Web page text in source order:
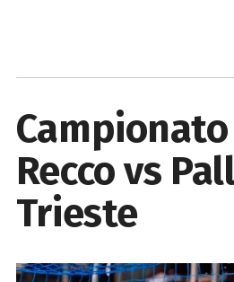
Campionato
Recco vs
Trieste